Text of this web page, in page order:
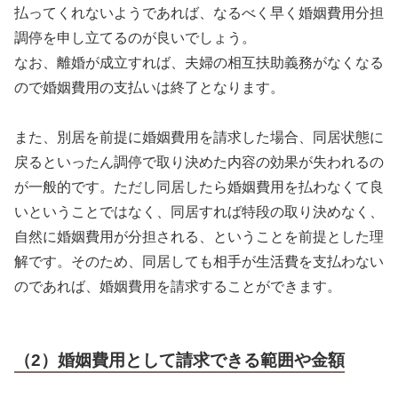
払ってくれないようであれば、なるべく早く婚姻費用分担
調停を申し立てるのが良いでしょう。
なお、離婚が成立すれば、夫婦の相互扶助義務がなくなる
ので婚姻費用の支払いは終了となります。
また、別居を前提に婚姻費用を請求した場合、同居状態に
戻るといったん調停で取り決めた内容の効果が失われるの
が一般的です。ただし同居したら婚姻費用を払わなくて良
いということではなく、同居すれば特段の取り決めなく、
自然に婚姻費用が分担される、ということを前提とした理
解です。そのため、同居しても相手が生活費を支払わない
のであれば、婚姻費用を請求することができます。
（2）婚姻費用として請求できる範囲や金額